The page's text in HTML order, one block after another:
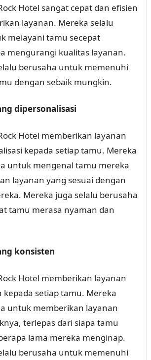
Hotel sangat cepat dan efisien
layanan. Mereka selalu
melayani tamu secepat
mengurangi kualitas layanan.
berusaha untuk memenuhi
dengan sebaik mungkin.
dipersonalisasi
Hotel memberikan layanan
kepada setiap tamu. Mereka
untuk mengenal tamu mereka
layanan yang sesuai dengan
Mereka juga selalu berusaha
tamu merasa nyaman dan
konsisten
Hotel memberikan layanan
kepada setiap tamu. Mereka
untuk memberikan layanan
terlepas dari siapa tamu
lama mereka menginap.
berusaha untuk memenuhi